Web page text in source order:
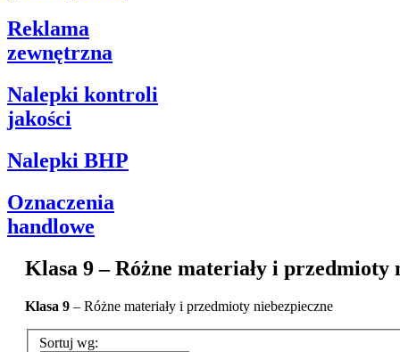
Reklama
zewnętrzna
Nalepki kontroli
jakości
Nalepki BHP
Oznaczenia
handlowe
Klasa 9 – Różne materiały i przedmioty
Klasa 9 – Różne materiały i przedmioty niebezpieczne
Sortuj wg: